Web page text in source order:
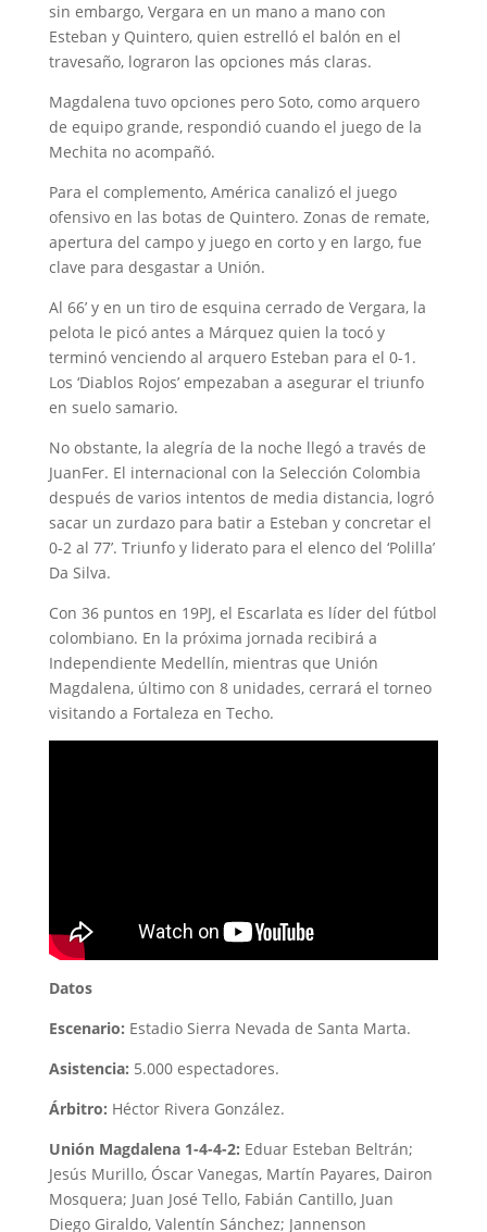
sin embargo, Vergara en un mano a mano con
Esteban y Quintero, quien estrelló el balón en el
travesaño, lograron las opciones más claras.
Magdalena tuvo opciones pero Soto, como arquero
de equipo grande, respondió cuando el juego de la
Mechita no acompañó.
Para el complemento, América canalizó el juego
ofensivo en las botas de Quintero. Zonas de remate,
apertura del campo y juego en corto y en largo, fue
clave para desgastar a Unión.
Al 66’ y en un tiro de esquina cerrado de Vergara, la
pelota le picó antes a Márquez quien la tocó y
terminó venciendo al arquero Esteban para el 0-1.
Los ‘Diablos Rojos’ empezaban a asegurar el triunfo
en suelo samario.
No obstante, la alegría de la noche llegó a través de
JuanFer. El internacional con la Selección Colombia
después de varios intentos de media distancia, logró
sacar un zurdazo para batir a Esteban y concretar el
0-2 al 77’. Triunfo y liderato para el elenco del ‘Polilla’
Da Silva.
Con 36 puntos en 19PJ, el Escarlata es líder del fútbol
colombiano. En la próxima jornada recibirá a
Independiente Medellín, mientras que Unión
Magdalena, último con 8 unidades, cerrará el torneo
visitando a Fortaleza en Techo.
Datos
Escenario: Estadio Sierra Nevada de Santa Marta.
Asistencia: 5.000 espectadores.
Árbitro: Héctor Rivera González.
Unión Magdalena 1-4-4-2: Eduar Esteban Beltrán;
Jesús Murillo, Óscar Vanegas, Martín Payares, Dairon
Mosquera; Juan José Tello, Fabián Cantillo, Juan
Diego Giraldo, Valentín Sánchez; Jannenson